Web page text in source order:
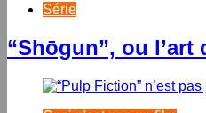
Série
“Shōgun”, ou